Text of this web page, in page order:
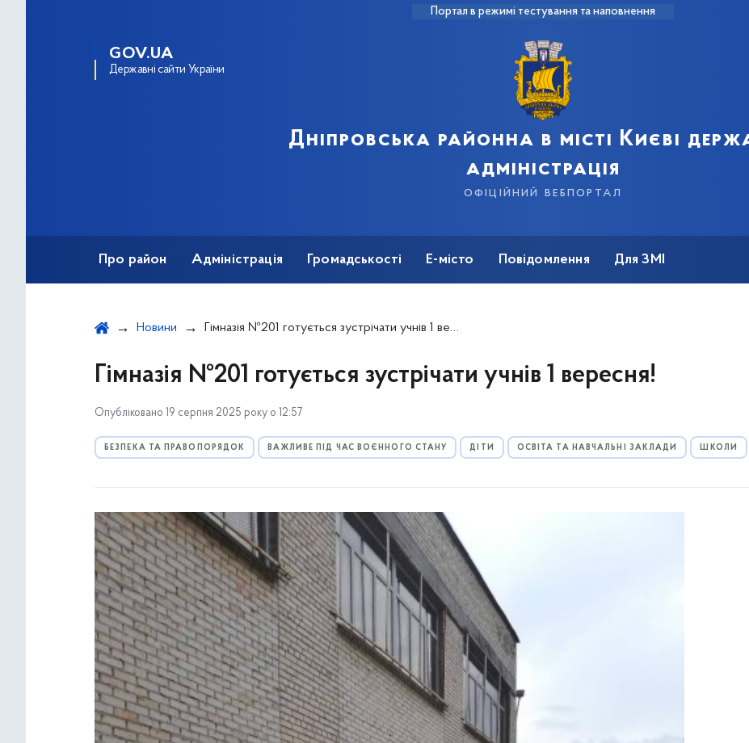
Портал в режимі тестування та наповнення
GOV.UA
Державні сайти України
Дніпровська районна в місті Києві
адміністрація
офіційний вебпортал
Про район Адміністрація Громадськості Е-місто Повідомлення Для ЗМІ
Новини Гімназія №201 готується зустрічати учнів 1 вересня!
Гімназія №201 готується зустрічати учнів 1 вересня!
Опубліковано 19 серпня 2025 року о 12:57
БЕЗПЕКА ТА ПРАВОПОРЯДОК ВАЖЛИВЕ ПІД ЧАС ВОЄННОГО СТАНУ ДІТИ ОСВІТА ТА НАВЧАЛЬНІ ЗАКЛАДИ ШКОЛИ